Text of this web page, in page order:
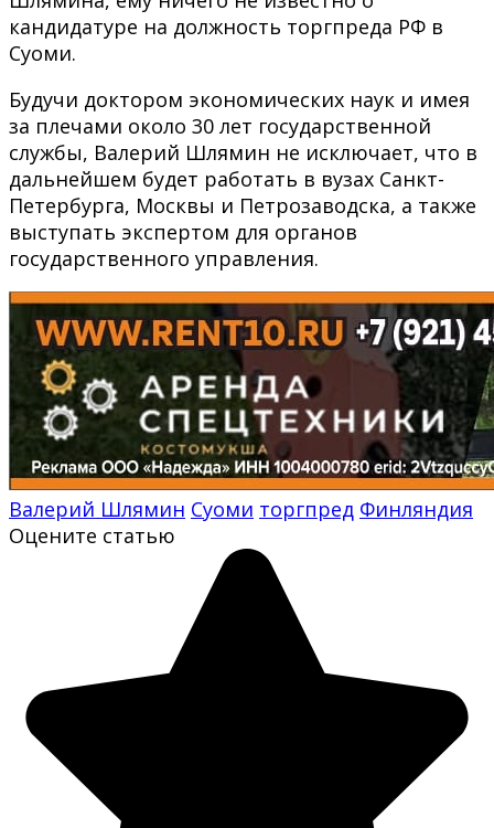
кандидатуре на должность торгпреда РФ в
Суоми.
Будучи доктором экономических наук и имея
за плечами около 30 лет государственной
службы, Валерий Шлямин не исключает, что в
дальнейшем будет работать в вузах Санкт-
Петербурга, Москвы и Петрозаводска, а также
выступать экспертом для органов
государственного управления.
Валерий Шлямин Суоми торгпред Финляндия
Оцените статью